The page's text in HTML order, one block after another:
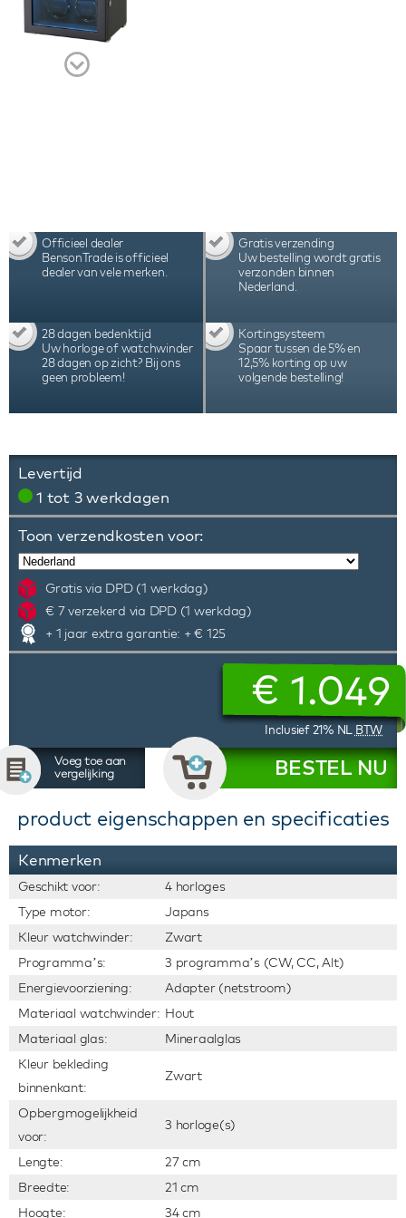
watchwinder de beste keuze voor het opwinden
van 4 automatische horloges. Bekijk de video voor
een compleet beeld van deze hoogwaardige
horlogeaccessoire.
Officieel dealer
BensonTrade is officieel
dealer van vele merken.
Gratis verzending
Uw bestelling wordt gratis
verzonden binnen
Nederland.
28 dagen bedenktijd
Uw horloge of watchwinder
28 dagen op zicht? Bij ons
geen probleem!
Kortingsysteem
Spaar tussen de 5% en
12,5% korting op uw
volgende bestelling!
Levertijd
1 tot 3 werkdagen
Toon verzendkosten voor:
Gratis via DPD (1 werkdag)
€ 7 verzekerd via DPD (1 werkdag)
+ 1 jaar extra garantie: + € 125
€ 1.049
Inclusief 21% NL BTW
Voeg toe aan
vergelijking
BESTEL NU
product eigenschappen en specificaties
Kenmerken
Geschikt voor:
4 horloges
Type motor:
Japans
Kleur watchwinder:
Zwart
Programma’s:
3 programma’s (CW, CC, Alt)
Energievoorziening:
Adapter (netstroom)
Materiaal watchwinder: Hout
Materiaal glas:
Mineraalglas
Kleur bekleding
binnenkant:
Zwart
Opbergmogelijkheid
voor:
3 horloge(s)
Lengte:
27 cm
Breedte:
21 cm
Hoogte:
34 cm